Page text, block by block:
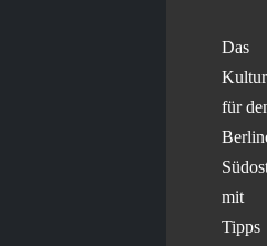
Das
für
mit
Tipps